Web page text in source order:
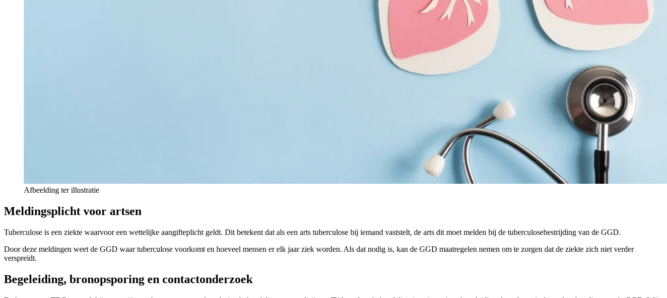
Afbeelding ter illustratie
Meldingsplicht voor artsen
Tuberculose is een ziekte waarvoor een wettelijke aangifteplicht geldt. Dit betekent dat als een arts tuberculose bij iemand vaststelt, de arts dit moet melden bij de tuberculosebestrijding van de GGD.
Door deze meldingen weet de GGD waar tuberculose voorkomt en hoeveel mensen er elk jaar ziek worden. Als dat nodig is, kan de GGD maatregelen nemen om te zorgen dat de ziekte zich niet verder
verspreidt.
Begeleiding, bronopsporing en contactonderzoek